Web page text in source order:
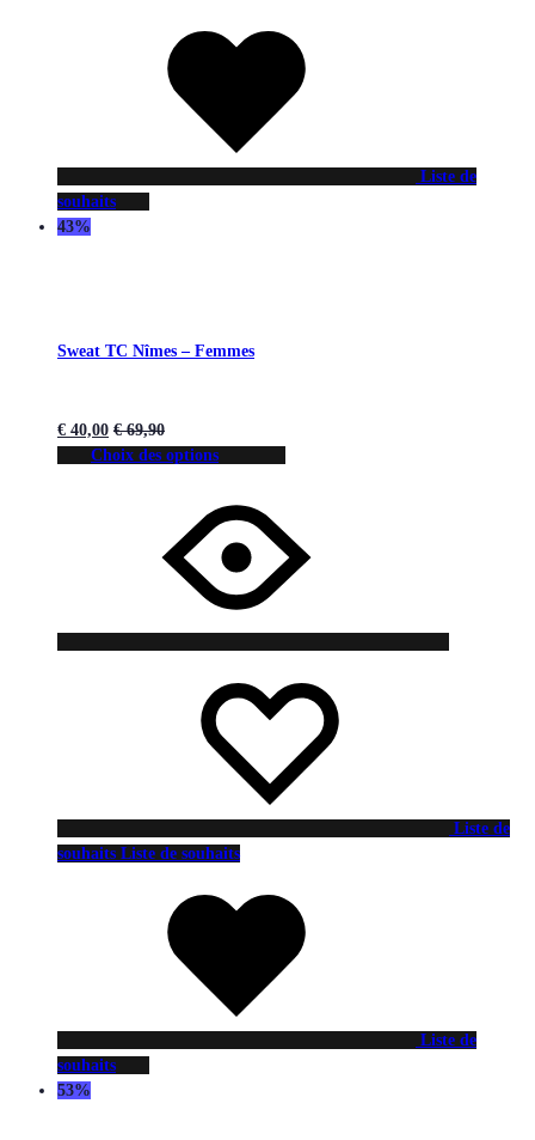
Liste de
souhaits
43%
Sweat TC Nîmes – Femmes
€ 40,00 €69,90
Choix des options
Liste de
souhaits Liste de souhaits
Liste de
souhaits
53%